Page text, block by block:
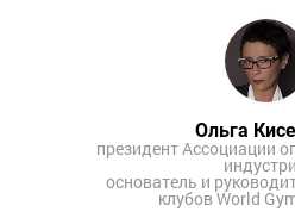
Ольга
президент Ассоциации
основатель и
клубов World